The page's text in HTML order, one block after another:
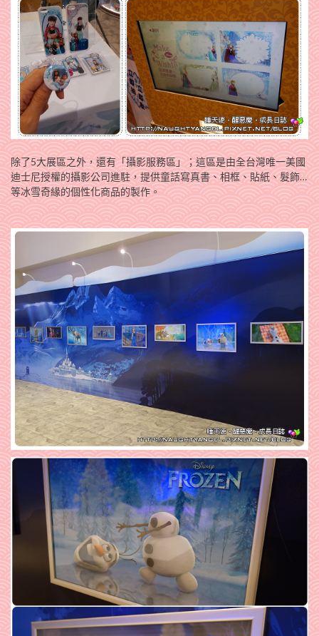
除了5大展區之外，還有「攝影服務區」；這區是由全台灣唯一美國
迪士尼授權的攝影公司進駐，提供童話寫真書、相框、貼紙、髮飾…
等冰雪奇緣的個性化商品的製作。